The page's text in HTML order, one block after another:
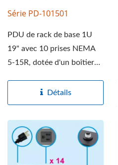
Série PD-101501
PDU de rack de base 1U
19" avec 10 prises NEMA
5-15R, dotée d'un boîtier
Détails